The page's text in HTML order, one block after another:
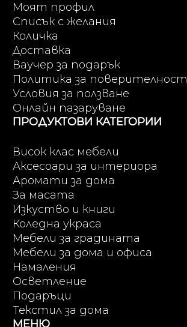
Моят профил
Списък с желания
Количка
Доставка
Ваучер за подарък
Политика за поверителност
Условия за ползване
Онлайн пазаруване
ПРОДУКТОВИ КАТЕГОРИИ
Висок клас мебели
Аксесоари за интериора
Аромати за дома
За масата
Изкуство и книги
Коледна украса
Мебели за градината
Мебели за дома и офиса
Намаления
Осветление
Подаръци
Текстил за дома
МЕНЮ